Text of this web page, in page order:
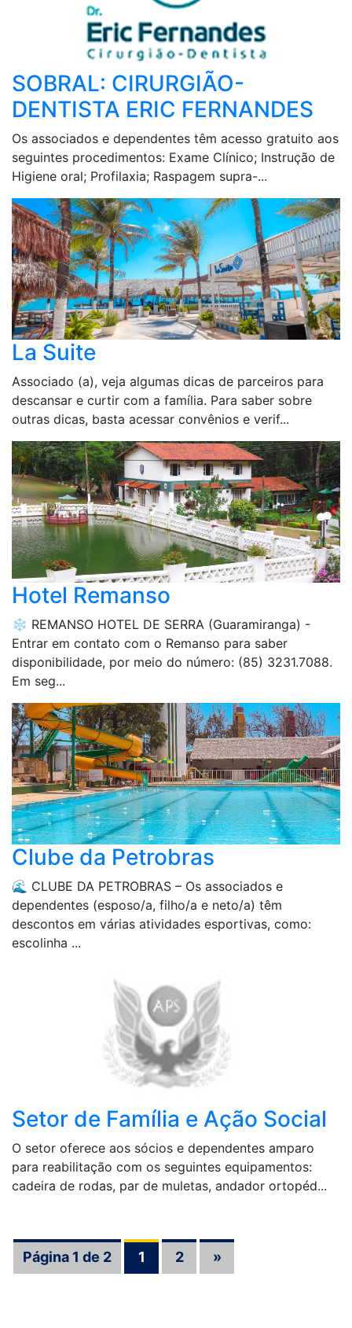
SOBRAL: CIRURGIÃO-
DENTISTA ERIC FERNANDES
Os associados e dependentes têm acesso gratuito aos
seguintes procedimentos: Exame Clínico; Instrução de
Higiene oral; Profilaxia; Raspagem supra-...
La Suite
Associado (a), veja algumas dicas de parceiros para
descansar e curtir com a família. Para saber sobre
outras dicas, basta acessar convênios e verif...
Hotel Remanso
❄️ REMANSO HOTEL DE SERRA (Guaramiranga) -
Entrar em contato com o Remanso para saber
disponibilidade, por meio do número: (85) 3231.7088.
Em seg...
Clube da Petrobras
🌊 CLUBE DA PETROBRAS – Os associados e
dependentes (esposo/a, filho/a e neto/a) têm
descontos em várias atividades esportivas, como:
escolinha ...
Setor de Família e Ação Social
O setor oferece aos sócios e dependentes amparo
para reabilitação com os seguintes equipamentos:
cadeira de rodas, par de muletas, andador ortopéd...
Página 1 de 2 1 2 »